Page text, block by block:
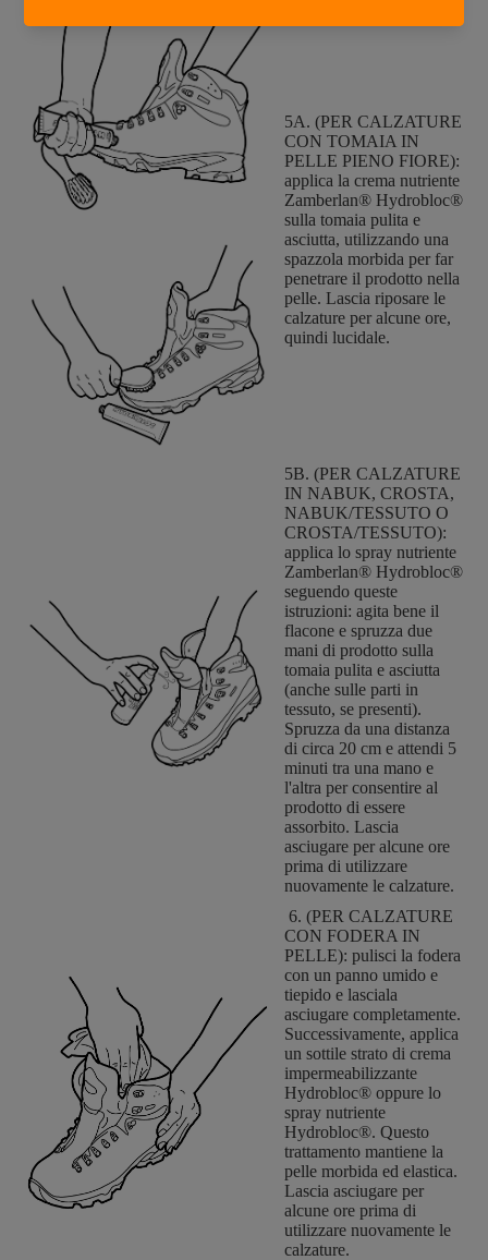
5A. (PER CALZATURE
CON TOMAIA IN
PELLE PIENO FIORE):
applica la crema nutriente
Zamberlan® Hydrobloc®
sulla tomaia pulita e
asciutta, utilizzando una
spazzola morbida per far
penetrare il prodotto nella
pelle. Lascia riposare le
calzature per alcune ore,
quindi lucidale.
5B. (PER CALZATURE
IN NABUK, CROSTA,
NABUK/TESSUTO O
CROSTA/TESSUTO):
applica lo spray nutriente
Zamberlan® Hydrobloc®
seguendo queste
istruzioni: agita bene il
flacone e spruzza due
mani di prodotto sulla
tomaia pulita e asciutta
(anche sulle parti in
tessuto, se presenti).
Spruzza da una distanza
di circa 20 cm e attendi 5
minuti tra una mano e
l'altra per consentire al
prodotto di essere
assorbito. Lascia
asciugare per alcune ore
prima di utilizzare
nuovamente le calzature.
6. (PER CALZATURE
CON FODERA IN
PELLE): pulisci la fodera
con un panno umido e
tiepido e lasciala
asciugare completamente.
Successivamente, applica
un sottile strato di crema
impermeabilizzante
Hydrobloc® oppure lo
spray nutriente
Hydrobloc®. Questo
trattamento mantiene la
pelle morbida ed elastica.
Lascia asciugare per
alcune ore prima di
utilizzare nuovamente le
calzature.